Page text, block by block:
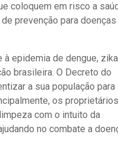
coloquem em risco a
prevenção para doenças
epidemia de dengue,
brasileira. O Decreto do
a sua população para
os
com o intuito da
no combate a